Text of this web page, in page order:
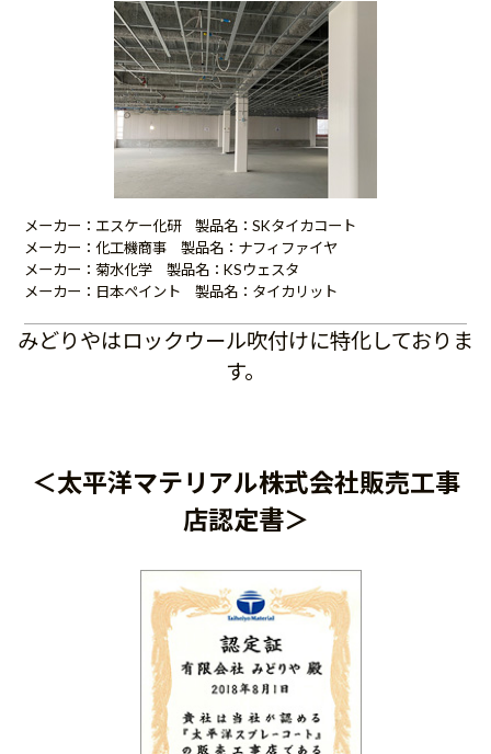
メーカー：エスケー化研 製品名：SKタイカコート
メーカー：化工機商事 製品名：ナフィファイヤ
メーカー：菊水化学 製品名：KSウェスタ
メーカー：日本ペイント 製品名：タイカリット
みどりやはロックウール吹付けに特化しておりま
す。
＜太平洋マテリアル株式会社販売工事
店認定書＞